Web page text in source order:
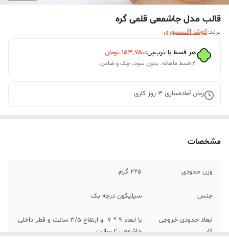
قالب مدل جاشمعی قلمی گره
برند:کوشا اکسسوری
هر قسط با ترب‌پی:۱۵۳٬۷۵۰ تومان
۴ قسط ماهانه. بدون سود، چک و ضامن.
زمان آماده‌سازی 3 روز کاری
مشخصات
وزن حدودی 225 گرم
جنس سیلیکون درجه یک
ابعاد حدودی خروجی
کار
با ابعاد 9 * 7 و ارتفاع 3/5 سانت و قطر داخلی
جاشمعی 2 سانت